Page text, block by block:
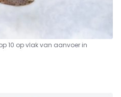
10 op vlak van aanvoer in